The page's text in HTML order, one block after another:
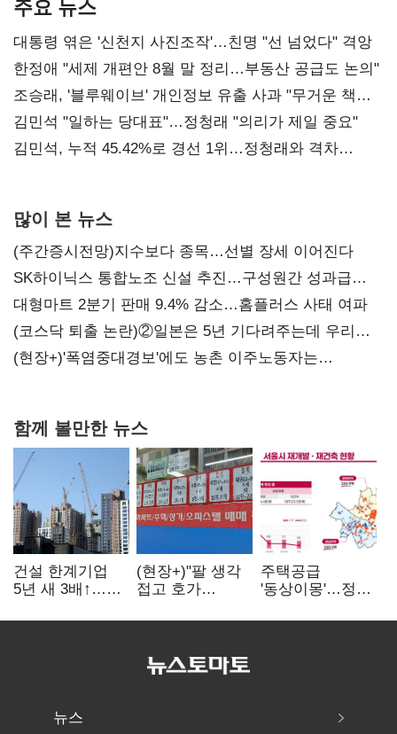
주요 뉴스
대통령 엮은 '신천지 사진조작'…친명 "선 넘었다" 격앙
한정애 "세제 개편안 8월 말 정리…부동산 공급도 논의"
조승래, '블루웨이브' 개인정보 유출 사과 "무거운 책임
통감"
김민석 "일하는 당대표"…정청래 "의리가 제일 중요"
김민석, 누적 45.42%로 경선 1위…정청래와 격차
많이 본 뉴스
(주간증시전망)지수보다 종목…선별 장세 이어진다
SK하이닉스 통합노조 신설 추진…구성원간 성과급
불만 확산
대형마트 2분기 판매 9.4% 감소…홈플러스 사태 여파
(코스닥 퇴출 논란)②일본은 5년 기다려주는데 우리는
당장 퇴출?…시간만으론 부족한 코스닥 구하기
(현장+)'폭염중대경보'에도 농촌 이주노동자는
함께 볼만한 뉴스
건설 한계기업
5년 새 3배↑…
재무 부담 확대
(현장+)"팔 생각
접고 호가
똘똘한 한 채'
주택공급
'동상이몽'…정부
없으면 '공수표'
뉴스